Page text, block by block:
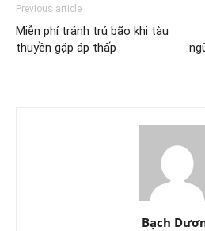
Previous article
Miễn phí tránh trú bão khi tàu
thuyền gặp áp thấp
Bạch